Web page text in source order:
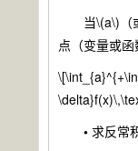
当\(a\)（或
点（变量或
• 求反常